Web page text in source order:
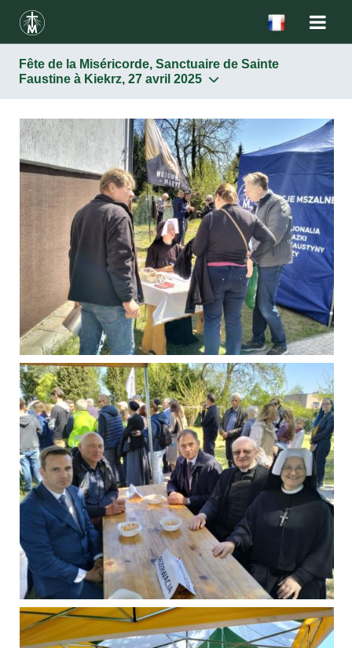
Fête de la Miséricorde, Sanctuaire de Sainte
Faustine à Kiekrz, 27 avril 2025